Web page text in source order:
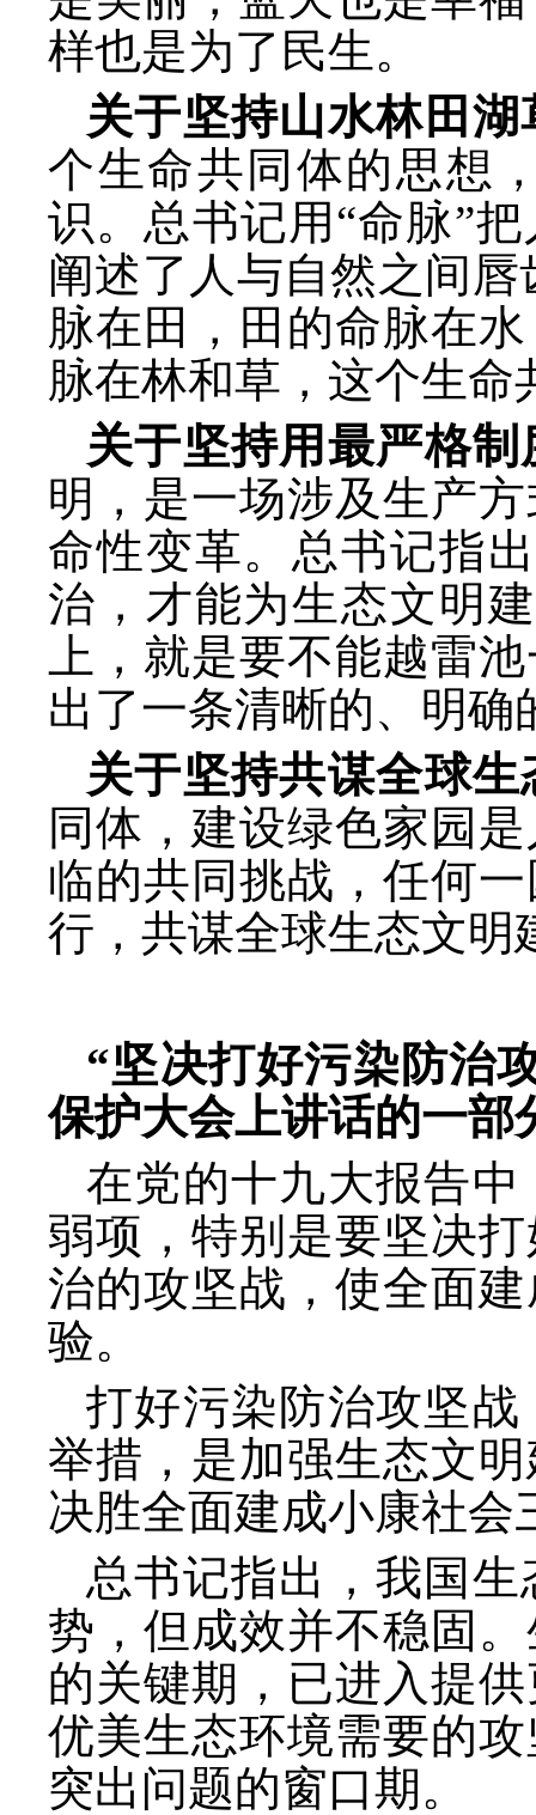
样也是为了民生。
关于坚持山水林田
个生命共同体的思想
识。总书记用 “命脉”
阐述了人与自然之间
脉在田，田的命脉在
脉在林和草，这个生命
关于坚持用最严格
明，是一场涉及生产
命性变革。总书记指
治，才能为生态文明
上，就是要不能越雷
出了一条清晰的、明
关于坚持共谋全球
同体，建设绿色家园
临的共同挑战，任何
行，共谋全球生态文明
“坚决打好污染防治
保护大会上讲话的一部
在党的十九大报告
弱项，特别是要坚决
治的攻坚战，使全面
验。
打好污染防治攻坚
举措，是加强生态文
决胜全面建成小康社
总书记指出，我国
势，但成效并不稳固
的关键期，已进入提
优美生态环境需要的
突出问题的窗口期。